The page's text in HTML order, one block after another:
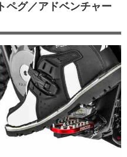
ペグ／アドベンチャー